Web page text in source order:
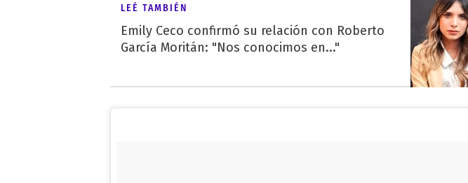
LEÉ TAMBIÉN
Emily Ceco confirmó su relación con Roberto
García Moritán: "Nos conocimos en..."